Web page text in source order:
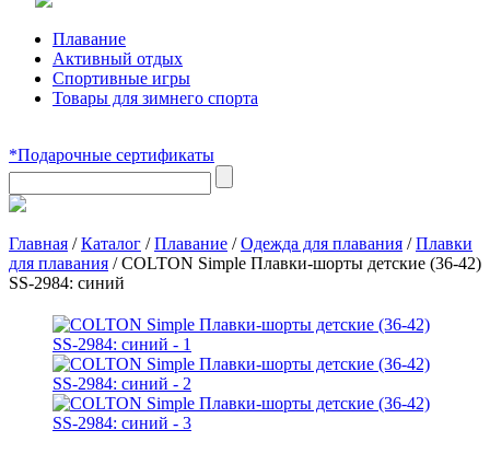
Плавание
Активный отдых
Спортивные игры
Товары для зимнего спорта
*Подарочные сертификаты
Главная /Каталог /Плавание /Одежда для плавания /Плавки
для плавания /COLTON Simple Плавки-шорты детские (36-42)
SS-2984: синий